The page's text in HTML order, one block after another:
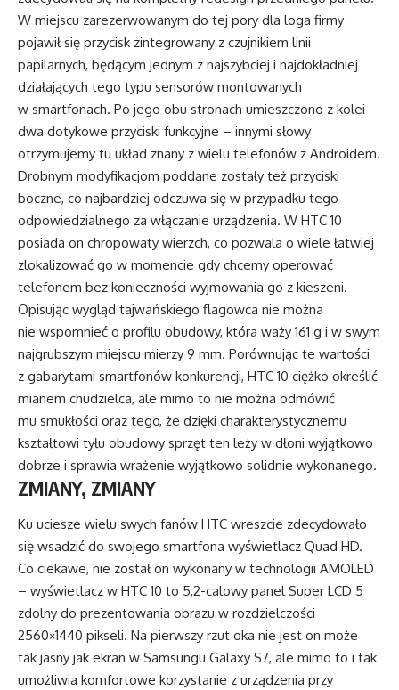
W miejscu zarezerwowanym do tej pory dla loga firmy
pojawił się przycisk zintegrowany z czujnikiem linii
papilarnych, będącym jednym z najszybciej i najdokładniej
działających tego typu sensorów montowanych
w smartfonach. Po jego obu stronach umieszczono z kolei
dwa dotykowe przyciski funkcyjne – innymi słowy
otrzymujemy tu układ znany z wielu telefonów z Androidem.
Drobnym modyfikacjom poddane zostały też przyciski
boczne, co najbardziej odczuwa się w przypadku tego
odpowiedzialnego za włączanie urządzenia. W HTC 10
posiada on chropowaty wierzch, co pozwala o wiele łatwiej
zlokalizować go w momencie gdy chcemy operować
telefonem bez konieczności wyjmowania go z kieszeni.
Opisując wygląd tajwańskiego flagowca nie można
nie wspomnieć o profilu obudowy, która waży 161 g i w swym
najgrubszym miejscu mierzy 9 mm. Porównując te wartości
z gabarytami smartfonów konkurencji, HTC 10 ciężko określić
mianem chudzielca, ale mimo to nie można odmówić
mu smukłości oraz tego, że dzięki charakterystycznemu
kształtowi tyłu obudowy sprzęt ten leży w dłoni wyjątkowo
dobrze i sprawia wrażenie wyjątkowo solidnie wykonanego.
ZMIANY, ZMIANY
Ku uciesze wielu swych fanów HTC wreszcie zdecydowało
się wsadzić do swojego smartfona wyświetlacz Quad HD.
Co ciekawe, nie został on wykonany w technologii AMOLED
– wyświetlacz w HTC 10 to 5,2-calowy panel Super LCD 5
zdolny do prezentowania obrazu w rozdzielczości
2560×1440 pikseli. Na pierwszy rzut oka nie jest on może
tak jasny jak ekran w Samsungu Galaxy S7, ale mimo to i tak
umożliwia komfortowe korzystanie z urządzenia przy